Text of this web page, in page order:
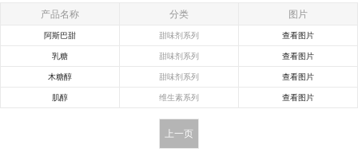
产品名称 分类 图片
阿斯巴甜 甜味剂系列
查看图片
乳糖
甜味剂系列
查看图片
木糖醇
甜味剂系列
查看图片
肌醇
维生素系列 查看图片
上一页